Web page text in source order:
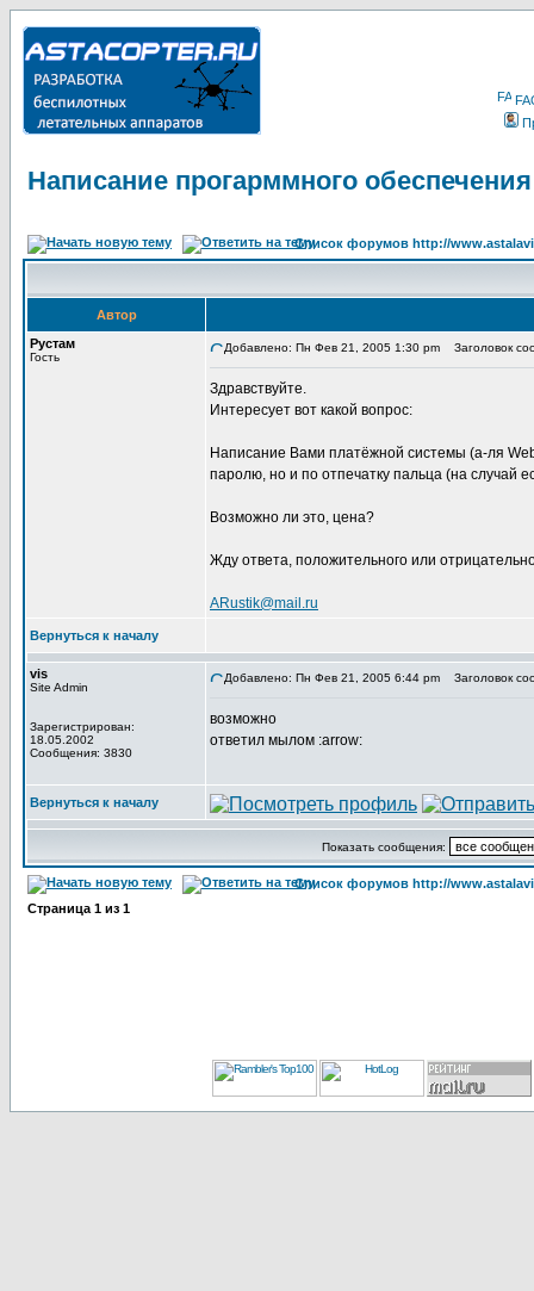
Написание прогарммного обеспечения
Список форумов http://
Автор
Рустам
Гость
Добавлено: Пн Фев 21, 2005 1:30 pm Заголовок
Здравствуйте.
Интересует вот какой вопрос:
Написание Вами платёжной системы (а-ля
паролю, но и по отпечатку пальца (на случай
Возможно ли это, цена?
Жду ответа, положительного или
ARustik@mail.ru
Вернуться к началу
vis
Site Admin
Зарегистрирован:
18.05.2002
Сообщения: 3830
Добавлено: Пн Фев 21, 2005 6:44 pm Заголовок
возможно
ответил мылом :arrow:
Вернуться к началу
Показать сообщения:
Список форумов http://
Страница 1 из 1